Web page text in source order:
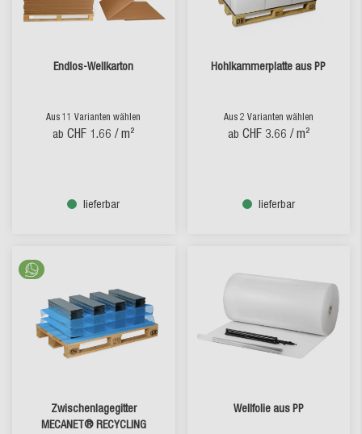
Endlos-Wellkarton
Aus 11 Varianten wählen
ab CHF 1.66 / m²
lieferbar
Hohlkammerplatte aus PP
Aus 2 Varianten wählen
ab CHF 3.66 / m²
lieferbar
Zwischenlagegitter
MECANET® RECYCLING
Wellfolie aus PP